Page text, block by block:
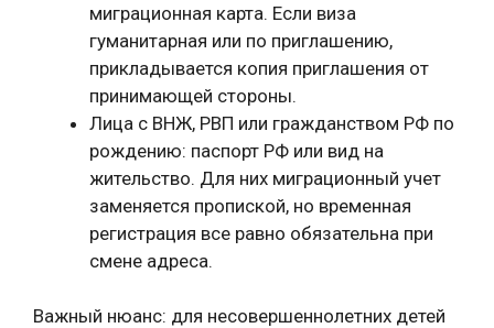
миграционная карта. Если виза
гуманитарная или по приглашению,
прикладывается копия приглашения от
принимающей стороны.
Лица с ВНЖ, РВП или гражданством РФ по
рождению: паспорт РФ или вид на
жительство. Для них миграционный учет
заменяется пропиской, но временная
регистрация все равно обязательна при
смене адреса.
Важный нюанс: для несовершеннолетних детей